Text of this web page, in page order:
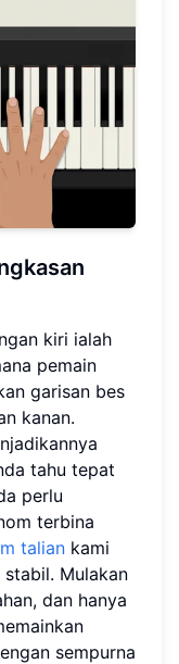
kiri ialah
pemain
garisan bes
kanan.
tahu tepat
perlu
terbina
talian kami
Mulakan
dan hanya
sempurna